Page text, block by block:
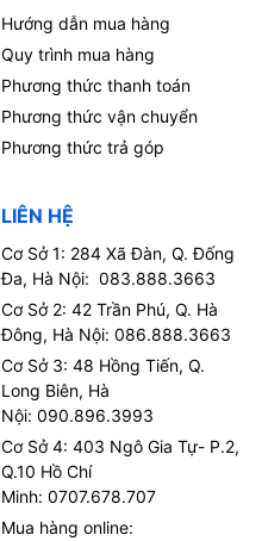
Hướng dẫn mua hàng
Quy trình mua hàng
Phương thức thanh toán
Phương thức vận chuyển
Phương thức trả góp
LIÊN HỆ
Cơ Sở 1: 284 Xã Đàn, Q. Đống
Đa, Hà Nội: 083.888.3663
Cơ Sở 2: 42 Trần Phú, Q. Hà
Đông, Hà Nội: 086.888.3663
Cơ Sở 3: 48 Hồng Tiến, Q.
Long Biên, Hà
Nội: 090.896.3993
Cơ Sở 4: 403 Ngô Gia Tự- P.2,
Q.10 Hồ Chí
Minh: 0707.678.707
Mua hàng online: